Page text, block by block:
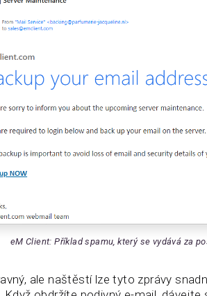
eM Client: Příklad spamu, který se vydává za
ale naštěstí lze tyto zprávy